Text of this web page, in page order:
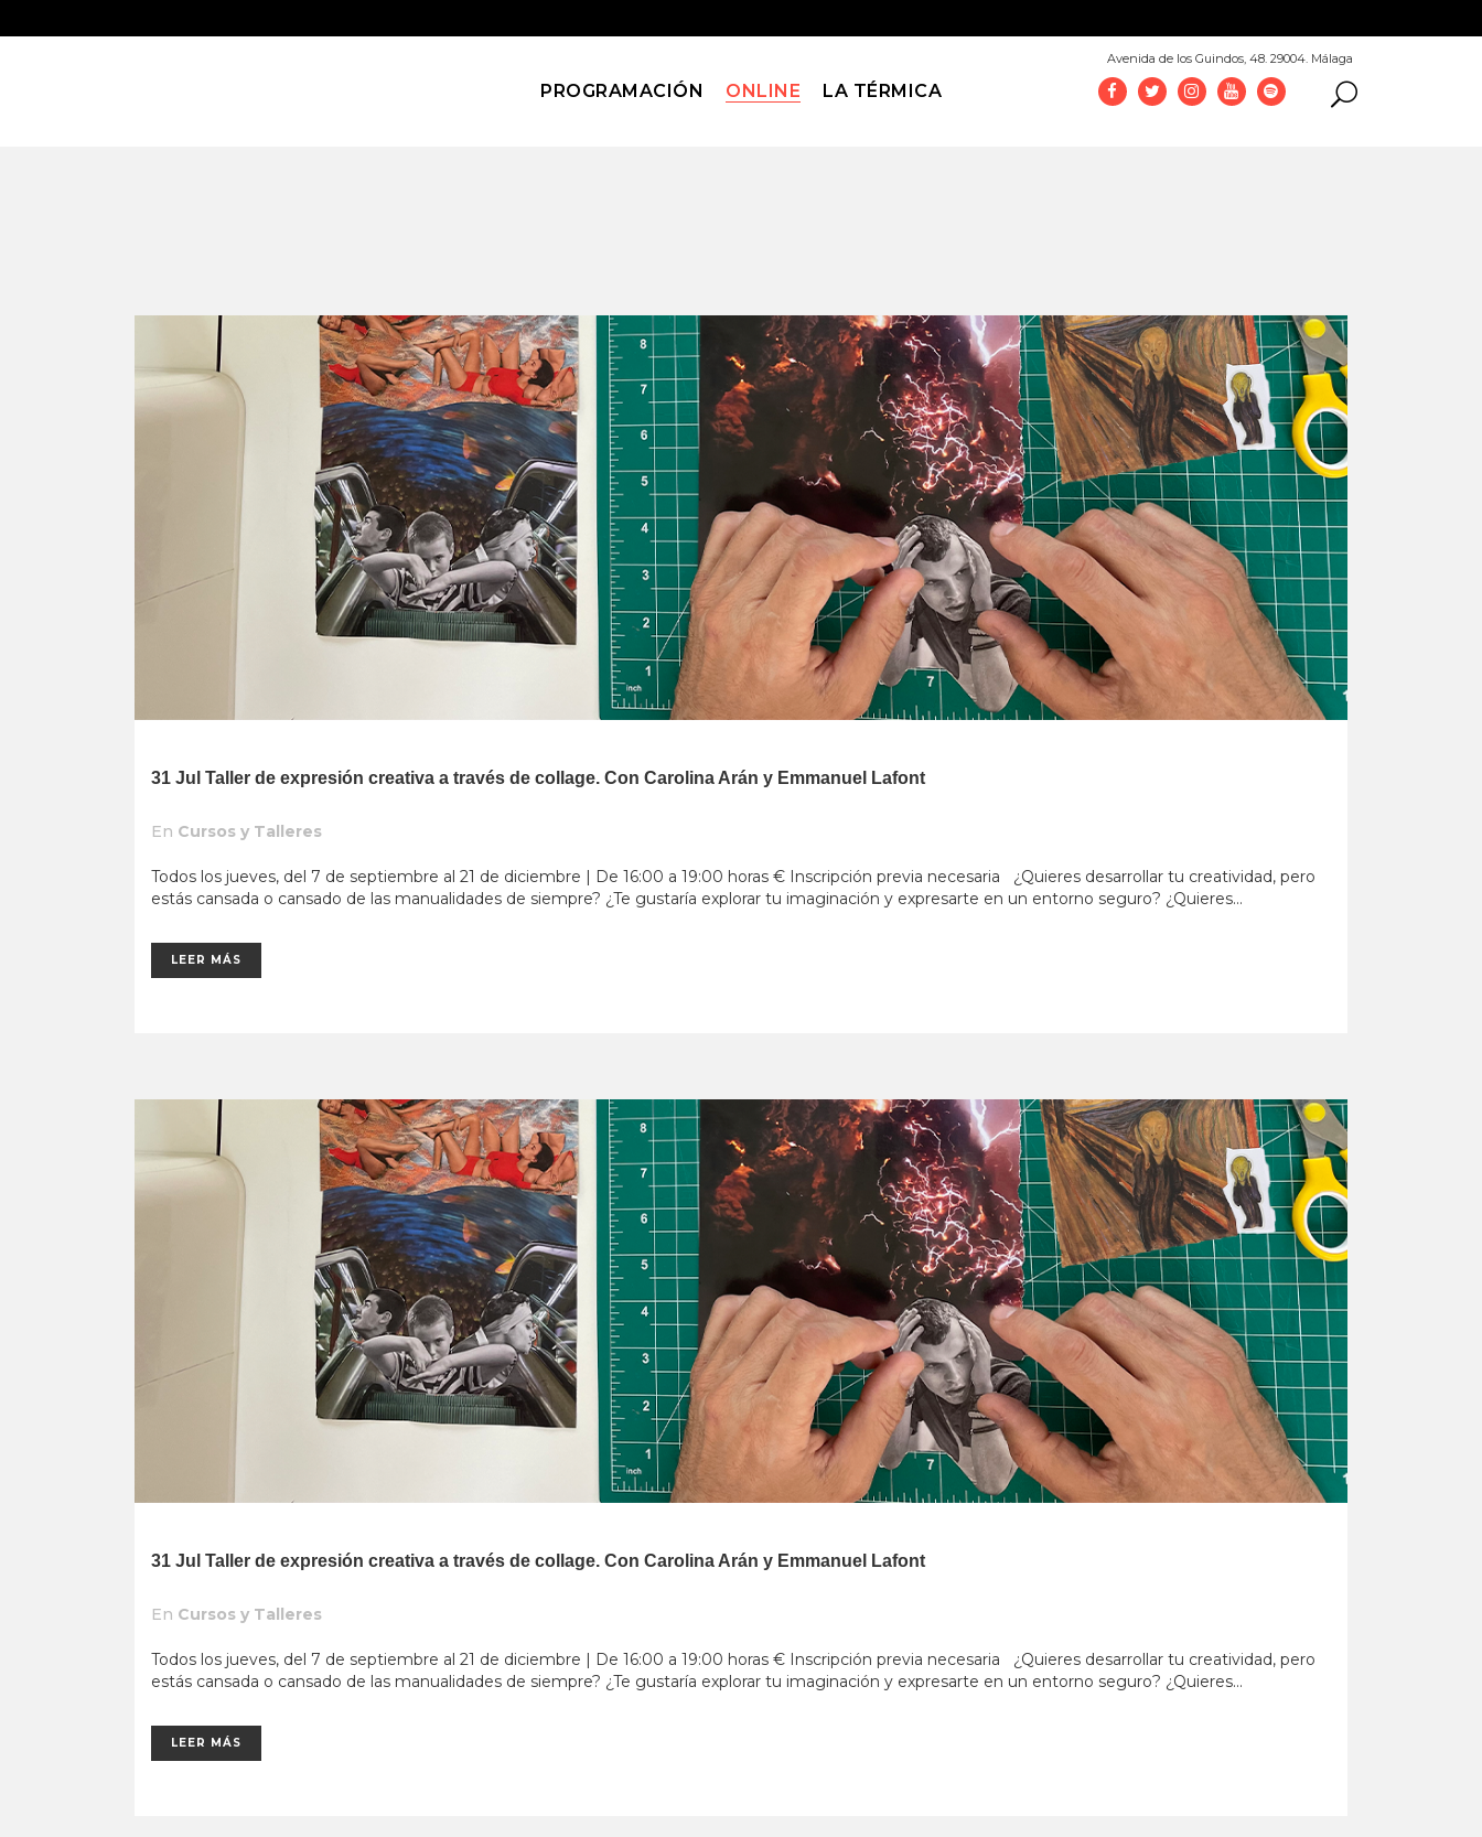
Avenida de los Guindos, 48. 29004. Málaga
PROGRAMACIÓN ONLINE LA TÉRMICA
Blog
Blog (Page 192)
31 Jul Taller de expresión creativa a través de collage. Con Carolina Arán y Emmanuel Lafont
En Cursos y Talleres
Todos los jueves, del 7 de septiembre al 21 de diciembre | De 16:00 a 19:00 horas € Inscripción previa necesaria ¿Quieres desarrollar tu creatividad, pero
estás cansada o cansado de las manualidades de siempre? ¿Te gustaría explorar tu imaginación y expresarte en un entorno seguro? ¿Quieres...
LEER MÁS
31 Jul Taller de expresión creativa a través de collage. Con Carolina Arán y Emmanuel Lafont
En Cursos y Talleres
Todos los jueves, del 7 de septiembre al 21 de diciembre | De 16:00 a 19:00 horas € Inscripción previa necesaria ¿Quieres desarrollar tu creatividad, pero
estás cansada o cansado de las manualidades de siempre? ¿Te gustaría explorar tu imaginación y expresarte en un entorno seguro? ¿Quieres...
LEER MÁS